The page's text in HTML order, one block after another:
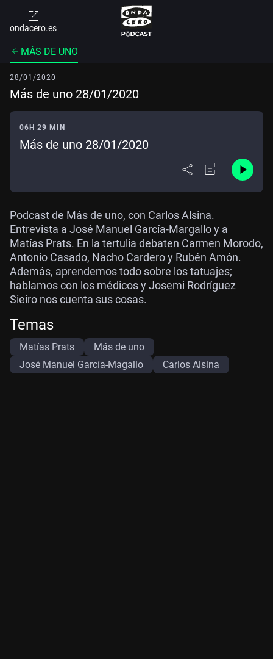
ondacero.es
MÁS DE UNO
28/01/2020
Más de uno 28/01/2020
06H 29 MIN
Más de uno 28/01/2020
Podcast de Más de uno, con Carlos Alsina.
Entrevista a José Manuel García-Margallo y a
Matías Prats. En la tertulia debaten Carmen Morodo,
Antonio Casado, Nacho Cardero y Rubén Amón.
Además, aprendemos todo sobre los tatuajes;
hablamos con los médicos y Josemi Rodríguez
Sieiro nos cuenta sus cosas.
Temas
Matías Prats
Más de uno
José Manuel García-Magallo
Carlos Alsina